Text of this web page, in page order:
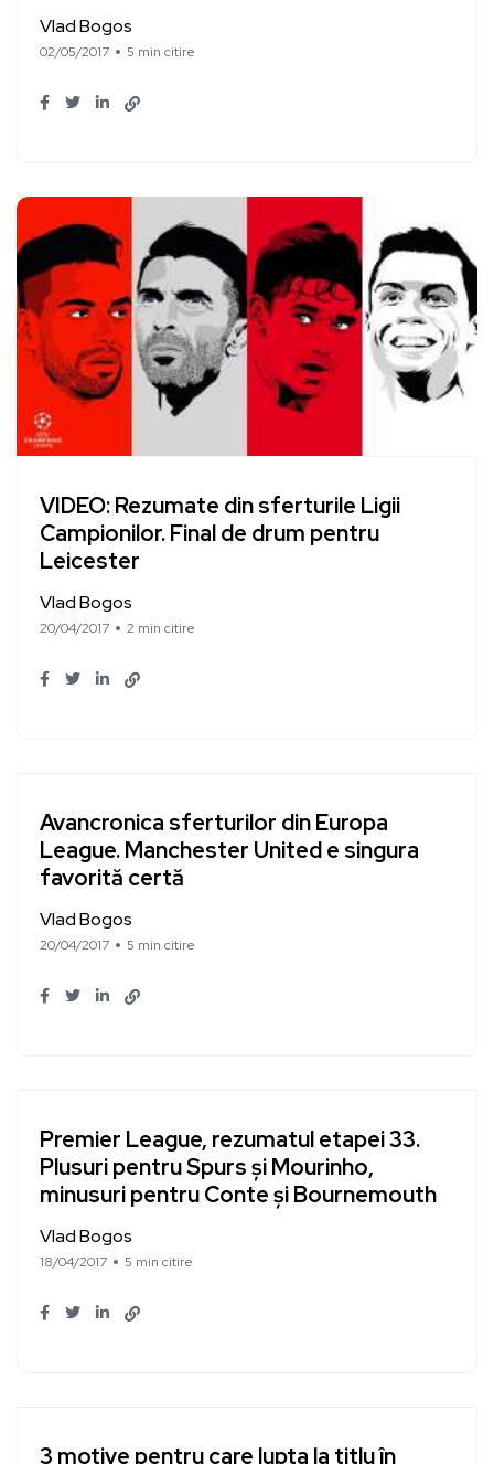
Vlad Bogos
02/05/2017 5 min citire
VIDEO: Rezumate din sferturile Ligii
Campionilor. Final de drum pentru
Leicester
Vlad Bogos
20/04/2017 2 min citire
Avancronica sferturilor din Europa
League. Manchester United e singura
favorită certă
Vlad Bogos
20/04/2017 5 min citire
Premier League, rezumatul etapei 33.
Plusuri pentru Spurs și Mourinho,
minusuri pentru Conte și Bournemouth
Vlad Bogos
18/04/2017 5 min citire
3 motive pentru care lupta la titlu în